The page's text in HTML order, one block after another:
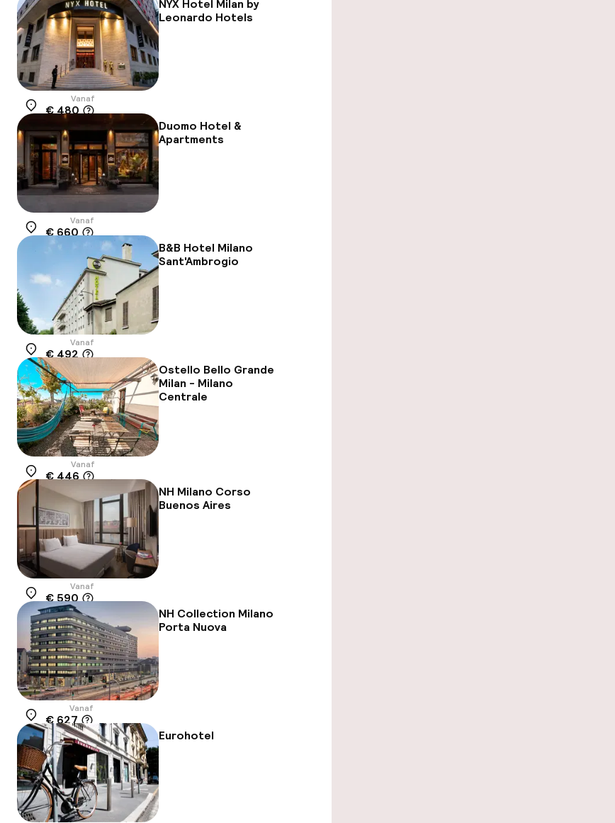
NYX Hotel Milan by
Leonardo Hotels
Locatie
Vanaf
€ 480
Duomo Hotel &
Apartments
Locatie
Vanaf
€ 660
B&B Hotel Milano
Sant'Ambrogio
Locatie
Vanaf
€ 492
Ostello Bello Grande
Milan - Milano
Centrale
Locatie
Vanaf
€ 446
NH Milano Corso
Buenos Aires
Locatie
Vanaf
€ 590
NH Collection Milano
Porta Nuova
Locatie
Vanaf
€ 627
Eurohotel